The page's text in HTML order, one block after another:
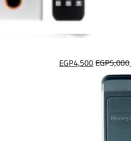
EGP5,000
EGP4,500